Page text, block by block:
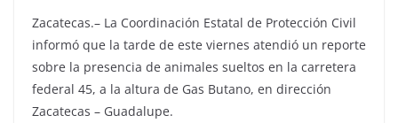
Zacatecas.– La Coordinación Estatal de Protección Civil
informó que la tarde de este viernes atendió un reporte
sobre la presencia de animales sueltos en la carretera
federal 45, a la altura de Gas Butano, en dirección
Zacatecas – Guadalupe.